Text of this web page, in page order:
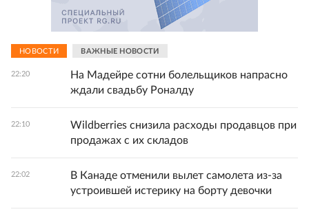
НОВОСТИ ВАЖНЫЕ НОВОСТИ
22:20
На Мадейре сотни болельщиков напрасно
ждали свадьбу Роналду
22:10
Wildberries снизила расходы продавцов при
продажах с их складов
22:02
В Канаде отменили вылет самолета из-за
устроившей истерику на борту девочки